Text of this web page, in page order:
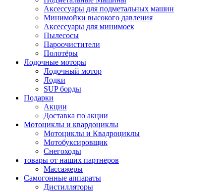
Аксессуары для подметальных машин
Минимойки высокого давления
Аксессуары для минимоек
Пылесосы
Пароочистители
Полотёры
Лодочные моторы
Лодочный мотор
Лодки
SUP борды
Подарки
Акции
Доставка по акции
Мотоциклы и квардоциклы
Мотоциклы и Квадроциклы
Мотобуксировщик
Снегоходы
товары от наших партнеров
Массажеры
Самогонные аппараты
Дистилляторы